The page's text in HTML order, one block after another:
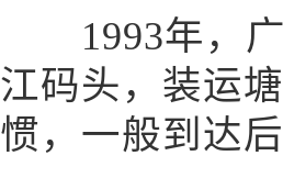
1993年，广
江码头，装运
惯，一般到达